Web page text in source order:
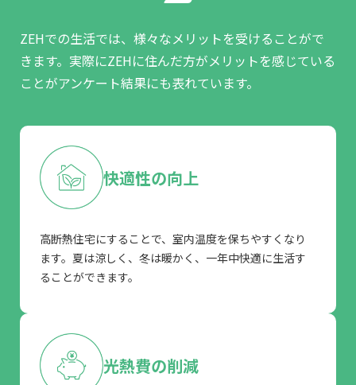
ZEHでの生活では、様々なメリットを受けることがで
きます。 実際にZEHに住んだ方がメリットを感じている
ことがアンケート結果にも表れています。
快適性の向上
高断熱住宅にすることで、室内温度を保ちやすくなり
ます。夏は涼しく、冬は暖かく、一年中快適に生活す
ることができます。
光熱費の削減